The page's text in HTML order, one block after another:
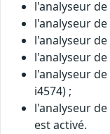
l'analyseur de
l'analyseur de
l'analyseur de
l'analyseur de
l'analyseur
i4574) ;
l'analyseur
est activé.